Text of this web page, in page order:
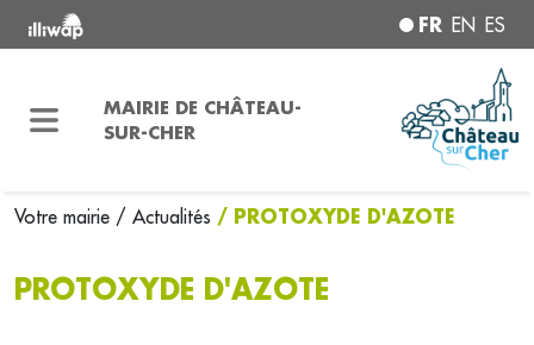
FR EN ES
MAIRIE DE CHÂTEAU-
SUR-CHER
Votre mairie / Actualités / PROTOXYDE D'AZOTE
PROTOXYDE D'AZOTE